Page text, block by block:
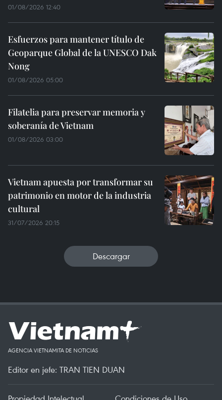
01/08/2026 12:40
Esfuerzos para mantener título de
Geoparque Global de la UNESCO Dak
Nong
01/08/2026 05:00
Filatelia para preservar memoria y
soberanía de Vietnam
01/08/2026 03:00
Vietnam apuesta por transformar su
patrimonio en motor de la industria
cultural
31/07/2026 20:15
Descargar
AGENCIA VIETNAMITA DE NOTICIAS
Editor en jefe: TRAN TIEN DUAN